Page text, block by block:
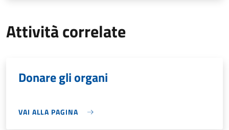
Attività correlate
Donare gli organi
VAI ALLA PAGINA